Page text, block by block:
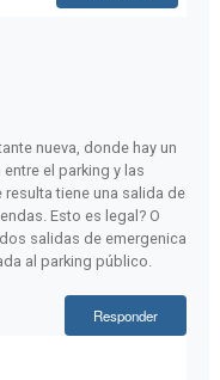
nueva, donde hay un
el parking y las
tiene una salida de
Esto es legal? O
salidas de emergenica
al parking público.
Responder